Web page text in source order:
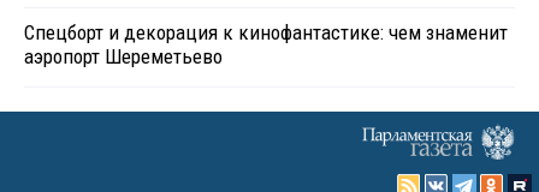
Спецборт и декорация к кинофантастике: чем знаменит
аэропорт Шереметьево